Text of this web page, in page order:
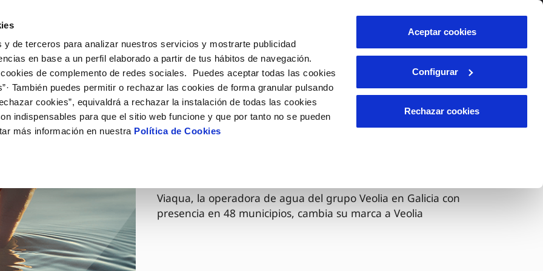
y de terceros para analizar nuestros servicios y mostrarte publicidad
en base a un perfil elaborado a partir de tus hábitos de navegación.
de complemento de redes sociales. Puedes aceptar todas las cookies
También puedes permitir o rechazar las cookies de forma granular pulsando
cookies”, equivaldrá a rechazar la instalación de todas las cookies
indispensables para que el sitio web funcione y que por tanto no se pueden
más información en nuestra Política de Cookies
Aceptar cookies
Configurar
Rechazar cookies
de titular
de suministro
MODIFICACIÓN DE DATOS
Actualizar datos bancarios
Actualizar datos de domicilio
INCIDENCIAS
Comunica anomalías o posibles
VER TODAS LAS GESTIONES
Tu Servicio
AL CLIENTE
de contacto
de fuga interior
COMPROMISO DE SERVICIO
Carta de compromisos
Customer Counsel (Defensa del
Programa CONTIGO
Tu Agua
calidad del agua
CUIDADOS DEL AGUA
Consejos de ahorro
Cuidados de los sumideros
Conócenos
COMPROMISOS
ambiente
Área de clientes
03 DIC 2025
Viaqua, la operadora de agua del grupo Veolia en Galicia con
presencia en 48 municipios, cambia su marca a Veolia